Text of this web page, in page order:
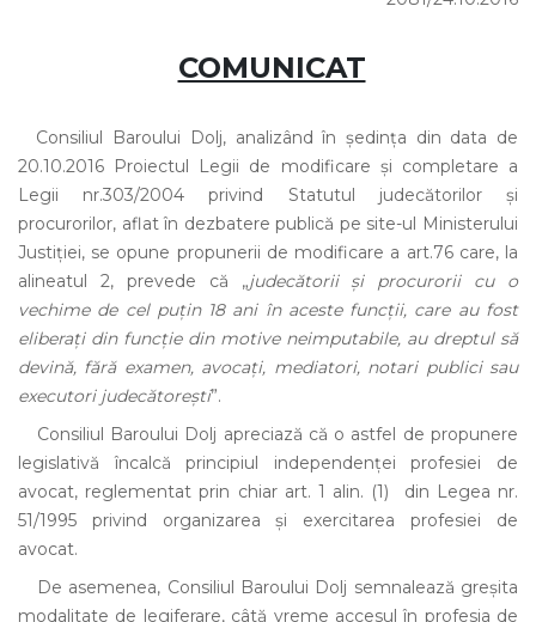
COMUNICAT
Consiliul Baroului Dolj, analizând în şedinţa din data de
20.10.2016 Proiectul Legii de modificare şi completare a
Legii nr.303/2004 privind Statutul judecătorilor şi
procurorilor, aflat în dezbatere publică pe site-ul Ministerului
Justiţiei, se opune propunerii de modificare a art.76 care, la
alineatul 2, prevede că „judecătorii şi procurorii cu o
vechime de cel puţin 18 ani în aceste funcţii, care au fost
eliberaţi din funcţie din motive neimputabile, au dreptul să
devină, fără examen, avocați, mediatori, notari publici sau
executori judecătoreşti”.
Consiliul Baroului Dolj apreciază că o astfel de propunere
legislativă încalcă principiul independenţei profesiei de
avocat, reglementat prin chiar art. 1 alin. (1) din Legea nr.
51/1995 privind organizarea şi exercitarea profesiei de
avocat.
De asemenea, Consiliul Baroului Dolj semnalează greşita
modalitate de legiferare, câtă vreme accesul în profesia de